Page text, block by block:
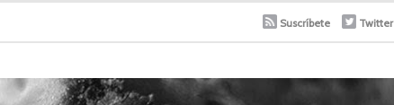
Suscríbete Twitter